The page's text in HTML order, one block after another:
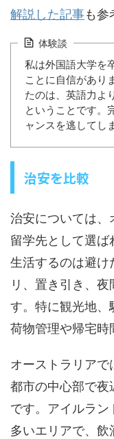
解説した記事も参
体験談
私は外国語大学を
ことに自信があり
たのは、英語力よ
ということです。
ャンスを逃してし
治安を比較
治安については、
留学先として選
生活するのは避け
リ、置き引き、
す。特に観光地、
荷物管理や帰宅時
オーストラリア
都市の中心部で夜
です。アイルラ
多いエリアで、飲